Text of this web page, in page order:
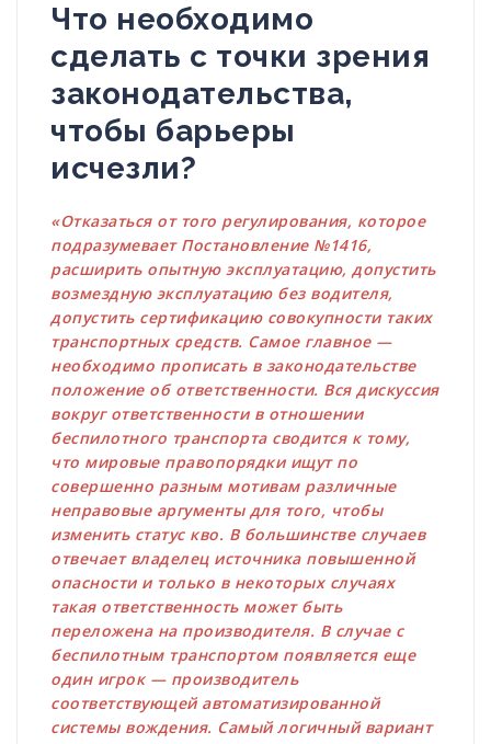
Что необходимо
сделать с точки зрения
законодательства,
чтобы барьеры
исчезли?
«Отказаться от того регулирования, которое
подразумевает Постановление №1416,
расширить опытную эксплуатацию, допустить
возмездную эксплуатацию без водителя,
допустить сертификацию совокупности таких
транспортных средств. Самое главное —
необходимо прописать в законодательстве
положение об ответственности. Вся дискуссия
вокруг ответственности в отношении
беспилотного транспорта сводится к тому,
что мировые правопорядки ищут по
совершенно разным мотивам различные
неправовые аргументы для того, чтобы
изменить статус кво. В большинстве случаев
отвечает владелец источника повышенной
опасности и только в некоторых случаях
такая ответственность может быть
переложена на производителя. В случае с
беспилотным транспортом появляется еще
один игрок — производитель
соответствующей автоматизированной
системы вождения. Самый логичный вариант